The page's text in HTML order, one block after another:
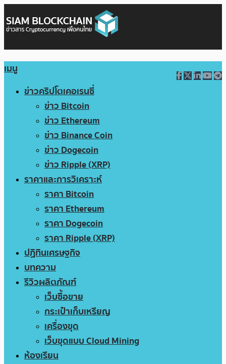
เมนู
ข่าวคริปโตเคอเรนซี่
ข่าว Bitcoin
ข่าว Ethereum
ข่าว Binance Coin
ข่าว Dogecoin
ข่าว Ripple (XRP)
ราคาและการวิเคราะห์
ราคา Bitcoin
ราคา Ethereum
ราคา Dogecoin
ราคา Ripple (XRP)
ปฏิทินเศรษฐกิจ
บทความ
รีวิวผลิตภัณฑ์
เว็บซื้อขาย
กระเป๋าเก็บเหรียญ
เครื่องขุด
เว็บขุดแบบ Cloud Mining
ห้องเรียน